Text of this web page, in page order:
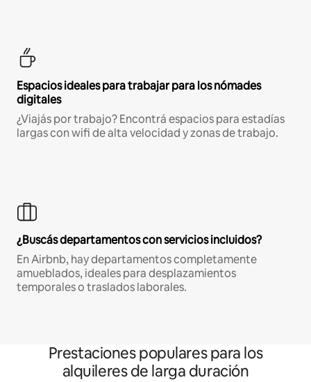
Espacios ideales para trabajar para los nómades
digitales
¿Viajás por trabajo? Encontrá espacios para estadías
largas con wifi de alta velocidad y zonas de trabajo.
¿Buscás departamentos con servicios incluidos?
En Airbnb, hay departamentos completamente
amueblados, ideales para desplazamientos
temporales o traslados laborales.
Prestaciones populares para los
alquileres de larga duración